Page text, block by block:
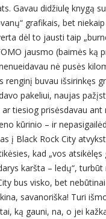
Gavau didžiulę knygą
grafikais, bet
dėl to jausti taip
jausmo (baimės ką
nė pusės
renginį buvau išsirinkęs
pakeliui, naujas
tiesiog prisėsdavau ant
kūrinio – ir
į Black Rock City
kad „vos atsikėlęs
karšta – ledų“,
bus visko, bet
savanoriška! Turi
ką gauni, na, o jei